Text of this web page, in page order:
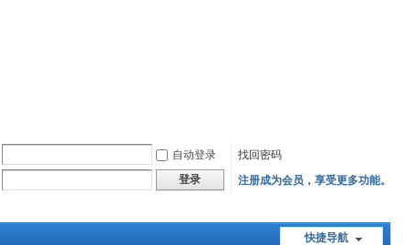
自动登录
找回密码
登录 注册成为会员，享受更多功能。
快捷导航